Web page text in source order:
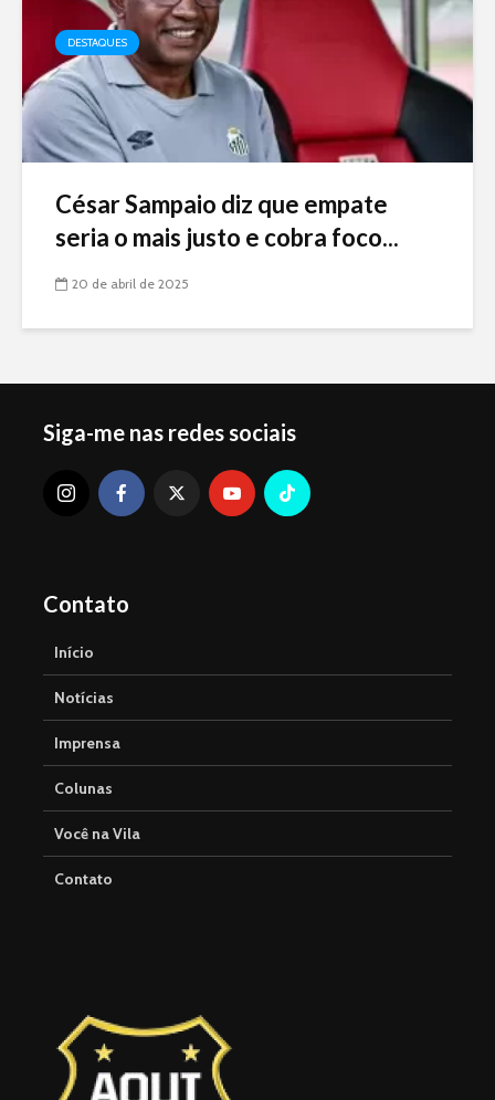
DESTAQUES
César Sampaio diz que empate
seria o mais justo e cobra foco...
20 de abril de 2025
Siga-me nas redes sociais
Contato
Início
Notícias
Imprensa
Colunas
Você na Vila
Contato